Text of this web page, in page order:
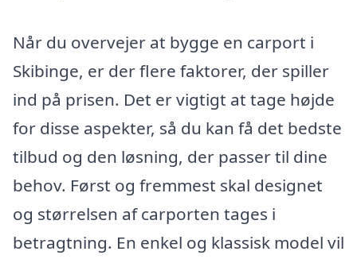
Når du overvejer at bygge en carport i
Skibinge, er der flere faktorer, der spiller
ind på prisen. Det er vigtigt at tage højde
for disse aspekter, så du kan få det bedste
tilbud og den løsning, der passer til dine
behov. Først og fremmest skal designet
og størrelsen af carporten tages i
betragtning. En enkel og klassisk model vil